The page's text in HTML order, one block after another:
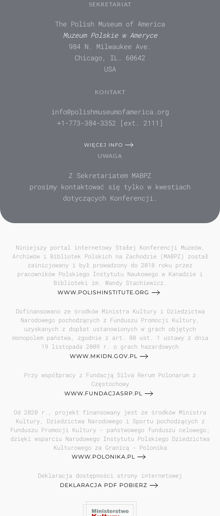
SEKRETARIAT
The Polish Museum of America
Muzeum Polskie w Ameryce
984 N. Milwaukee Ave.
Chicago, IL. 60642
USA
KONTAKT
info@polishmuseumofamerica.org
+1-773-384-3352 [ext. 2111]
WIĘCEJ INFO
UWAGA
Z Sekretariatem MABPZ
prosimy kontaktować się tylko w kwestiach
dotyczących Konferencji.
Niniejszy portal internetowy Stałej Konferencji Muzeów,
Archiwów i Bibliotek Polskich na Zachodzie (MABPZ) został
zainicjowany i był prowadzony do 2018 roku przez
pracowników Polskiego Instytutu Naukowego w Kanadzie i
Biblioteki im. Wandy Stachiewicz.
WWW.POLISHINSTITUTE.ORG
Dofinansowano ze środków Ministra Kultury i Dziedzictwa
Narodowego pochodzących z Funduszu Promocji Kultury,
uzyskanych z dopłat ustanowionych w grach objętych
monopolem państwa, zgodnie z art. 80 ust. 1 ustawy z dnia
19 listopada 2009 r. o grach hazardowych
WWW.MKIDN.GOV.PL
Przy współpracy z Fundacją Silva Rerum Polonarum z
Częstochowy
WWW.FUNDACJASRP.PL
Od 2020 r., projekt finansowany jest ze środków Ministra
Kultury, Dziedzictwa Narodowego i Sportu pochodzących z
Funduszu Promocji Kultury - państwowego funduszu celowego;
dzięki wsparciu Narodowego Instytutu Polskiego Dziedzictwa
Kulturowego za Granicą - Polonika
WWW.POLONIKA.PL
Deklaracja dostępności strony internetowej
DEKLARACJA PDF POBIERZ